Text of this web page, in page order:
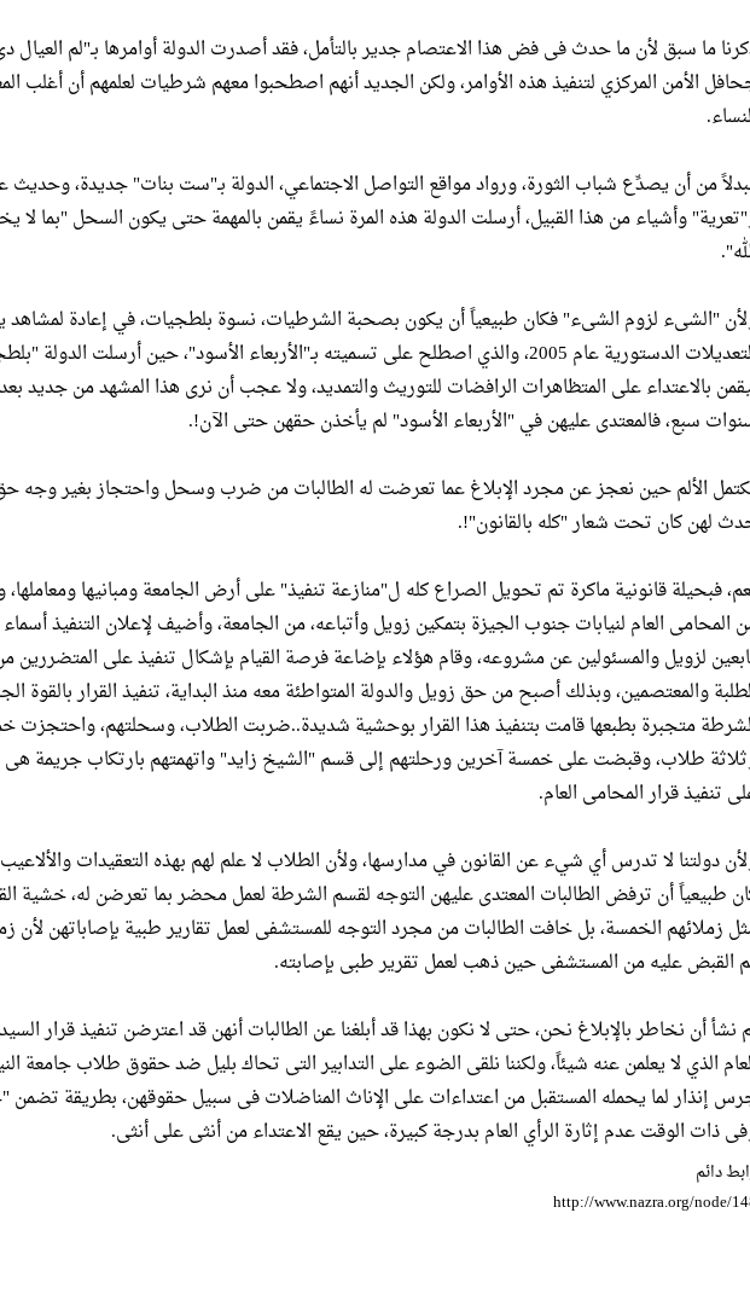
ما سبق لأن ما حدث فى فض هذا الاعتصام جدير بالتأمل، فقد أصدرت الدولة أوامرها بـ"لم
الأمن المركزي لتنفيذ هذه الأوامر، ولكن الجديد أنهم اصطحبوا معهم شرطيات لعلمهم أن أغلب
من أن يصدِّع شباب الثورة، ورواد مواقع التواصل الاجتماعي، الدولة بـ"ست بنات" جديدة،
وأشياء من هذا القبيل، أرسلت الدولة هذه المرة نساءً يقمن بالمهمة حتى يكون السحل "بما لا
"الشىء لزوم الشىء" فكان طبيعياً أن يكون بصحبة الشرطيات، نسوة بلطجيات، في إعادة لمشاهد
التعديلات الدستورية عام 2005، والذي اصطلح على تسميته بـ"الأربعاء الأسود"، حين أرسلت الدولة
بالاعتداء على المتظاهرات الرافضات للتوريث والتمديد، ولا عجب أن نرى هذا المشهد من جديد
سبع، فالمعتدى عليهن في "الأربعاء الأسود" لم يأخذن حقهن حتى الآن!.
الألم حين نعجز عن مجرد الإبلاغ عما تعرضت له الطالبات من ضرب وسحل واحتجاز بغير وجه
لهن كان تحت شعار "كله بالقانون"!.
فبحيلة قانونية ماكرة تم تحويل الصراع كله ل"منازعة تنفيذ" على أرض الجامعة ومبانيها
المحامى العام لنيابات جنوب الجيزة بتمكين زويل وأتباعه، من الجامعة، وأضيف لإعلان التنفيذ
لزويل والمسئولين عن مشروعه، وقام هؤلاء بإضاعة فرصة القيام بإشكال تنفيذ على المتضررين
والمعتصمين، وبذلك أصبح من حق زويل والدولة المتواطئة معه منذ البداية، تنفيذ القرار بالقوة
متجبرة بطبعها قامت بتنفيذ هذا القرار بوحشية شديدة..ضربت الطلاب، وسحلتهم، واحتجزت
طلاب، وقبضت على خمسة آخرين ورحلتهم إلى قسم "الشيخ زايد" واتهمتهم بارتكاب جريمة هى
تنفيذ قرار المحامى العام.
دولتنا لا تدرس أي شيء عن القانون في مدارسها، ولأن الطلاب لا علم لهم بهذه التعقيدات والألاعيب
طبيعياً أن ترفض الطالبات المعتدى عليهن التوجه لقسم الشرطة لعمل محضر بما تعرضن له، خشية
زملائهم الخمسة، بل خافت الطالبات من مجرد التوجه للمستشفى لعمل تقارير طبية بإصاباتهن لأن
القبض عليه من المستشفى حين ذهب لعمل تقرير طبى بإصابته.
نشأ أن نخاطر بالإبلاغ نحن، حتى لا نكون بهذا قد أبلغنا عن الطالبات أنهن قد اعترضن تنفيذ قرار
الذي لا يعلمن عنه شيئاً، ولكننا نلقى الضوء على التدابير التى تحاك بليل ضد حقوق طلاب جامعة
إنذار لما يحمله المستقبل من اعتداءات على الإناث المناضلات فى سبيل حقوقهن، بطريقة تضمن
ذات الوقت عدم إثارة الرأي العام بدرجة كبيرة، حين يقع الاعتداء من أنثى على أنثى.
دائم
http://www.nazra.org/node/